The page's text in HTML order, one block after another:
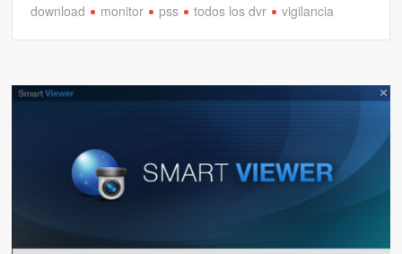
download
monitor pss todos los dvr vigilancia